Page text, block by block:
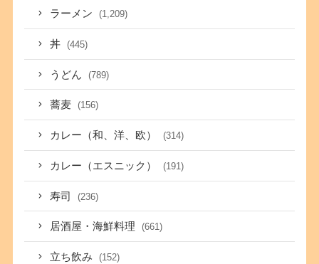
ラーメン (1,209)
丼 (445)
うどん (789)
蕎麦 (156)
カレー（和、洋、欧） (314)
カレー（エスニック） (191)
寿司 (236)
居酒屋・海鮮料理 (661)
立ち飲み (152)